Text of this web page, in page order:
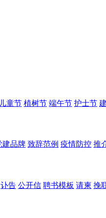
儿童节 植树节 端午节 护士节
建品牌 致辞范例 疫情防控 推
讣告 公开信 聘书模板 请柬 挽